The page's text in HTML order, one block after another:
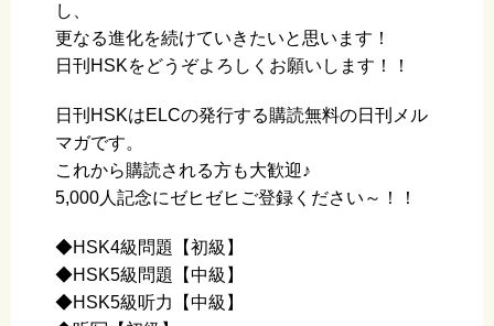
し、
更なる進化を続けていきたいと思います！
日刊HSKをどうぞよろしくお願いします！！
日刊HSKはELCの発行する購読無料の日刊メル
マガです。
これから購読される方も大歓迎♪
5,000人記念にゼヒゼヒご登録ください～！！
◆HSK4級問題【初級】
◆HSK5級問題【中級】
◆HSK5級听力【中級】